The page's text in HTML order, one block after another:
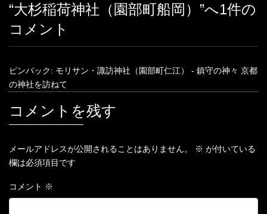
“大杉稲荷神社（園部町船岡） ”へ1件の
コメント
ピンバック: モリサン・諏訪神社（園部町仁江） - 鎮守の神々 京都
の神社を訪ねて
コメントを残す
メールアドレスが公開されることはありません。 ※ が付いている
欄は必須項目です
コメント ※